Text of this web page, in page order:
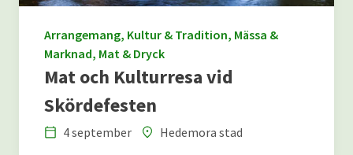
Arrangemang, Kultur & Tradition, Mässa &
Marknad, Mat & Dryck
Mat och Kulturresa vid
Skördefesten
4 september
Hedemora stad